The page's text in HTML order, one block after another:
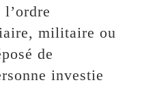
militaire ou
de
investie